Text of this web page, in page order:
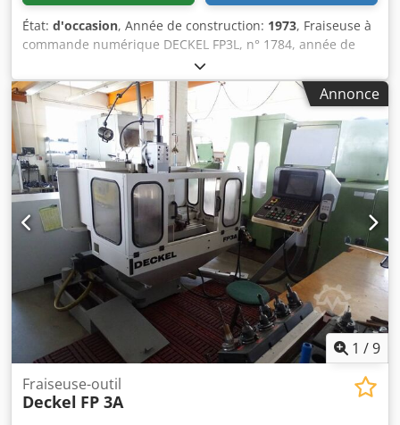
État: d'occasion, Année de construction: 1973, Fraiseuse à
commande numérique DECKEL FP3L, n° 1784, année de
fabrication 1973, remise à neuf générale par la société
Huttelmaier (n° 20/6170, 25.09.1995, tête de fraisage
remise à neuf en 2014), courses XYZ = 800 x 500 x 380 mm,
vitesses de broche 40 - 2 000 tr/min, commande XYZ
HEIDENHAIN. Djdezlpmbepfx Af Asck
Annonce
1 /9
Fraiseuse-outil
Deckel FP 3A